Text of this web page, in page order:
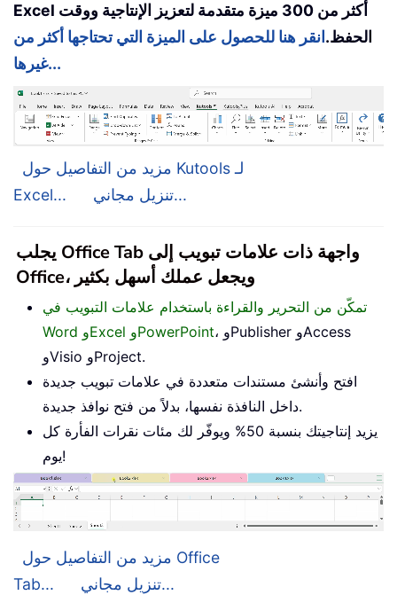
Excel أكثر من 300 ميزة متقدمة لتعزيز الإنتاجية ووقت
الحفظ. انقر هنا للحصول على الميزة التي تحتاجها أكثر من
غيرها...
مزيد من التفاصيل حول Kutools لـ
Excel...
تنزيل مجاني...
يجلب Office Tab واجهة ذات علامات تبويب إلى
Office، ويجعل عملك أسهل بكثير
تمكّن من التحرير والقراءة باستخدام علامات التبويب في
Word وExcel وPowerPoint، وPublisher وAccess
وVisio وProject.
افتح وأنشئ مستندات متعددة في علامات تبويب جديدة
داخل النافذة نفسها، بدلاً من فتح نوافذ جديدة.
يزيد إنتاجيتك بنسبة 50% ويوفّر لك مئات نقرات الفأرة كل
يوم!
مزيد من التفاصيل حول Office
Tab...
تنزيل مجاني...